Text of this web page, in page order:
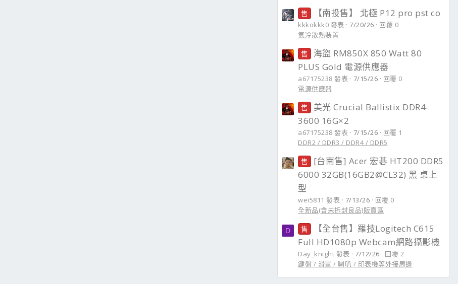
售 【南投售】 北極 P12 pro pst co
kkkokkk0 發表 7/20/26
回覆 0
氣冷散熱裝置
售
海盜 RM850X 850 Watt 80
PLUS Gold 電源供應器
a67175238 發表 7/15/26
回覆 0
電源供應器
售
美光 Crucial Ballistix DDR4-
3600 16G×2
a67175238 發表 7/15/26
回覆 1
DDR2 / DDR3 / DDR4 / DDR5
售
[台南售] Acer 宏碁 HT200 DDR5
6000 32GB(16GB2@CL32) 黑 桌上
型
wei5811 發表 7/13/26
回覆 0
全新品(含未拆封良品)販賣區
D 售
【全台售】羅技Logitech C615
Full HD1080p Webcam網路攝影機
Day_knight 發表 7/12/26
回覆 2
鍵盤 / 滑鼠 / 喇叭 / 印表機等外接周邊